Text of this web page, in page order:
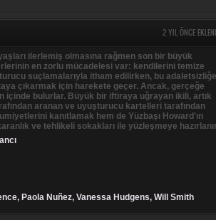
2 YIL ÖNCE
ilerlemiş olmasına rağmen son bir büyük
en zorlu mücadelesi var: kendilerini temize
suçlamalarıyla itham edilirken, bu adaletsizliğe
çıkarmak için harekete geçer. Ancak, gerçeğe
içinde bulurlar. Büyük bir iftiraya uğrayan ikili, artık
aranan ve uyuşturucu kartelleri tarafından
kanıtlamak hem de Yüzbaşı Howard'ın
ve tehlikeli sokakları ile yüzleşmeye
Paola Nuñez, Vanessa Hudgens, Will Smith